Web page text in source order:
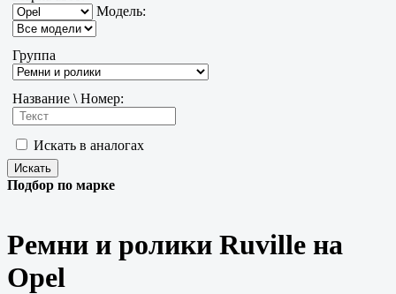
Модель:
Группа
Название \ Номер:
Искать в аналогах
Подбор по марке
Ремни и ролики Ruville на
Opel